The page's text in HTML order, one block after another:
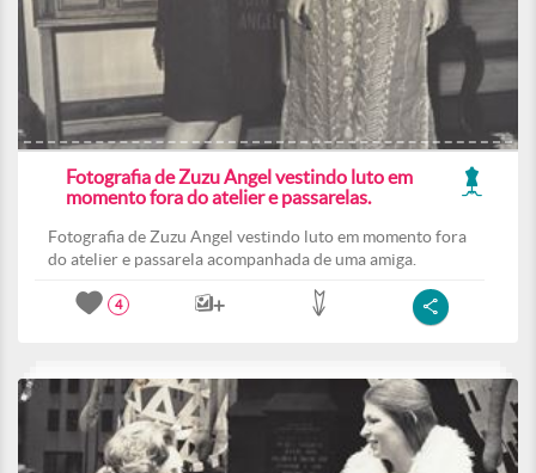
Fotografia de Zuzu Angel vestindo luto em
momento fora do atelier e passarelas.
Fotografia de Zuzu Angel vestindo luto em momento fora
do atelier e passarela acompanhada de uma amiga.
4